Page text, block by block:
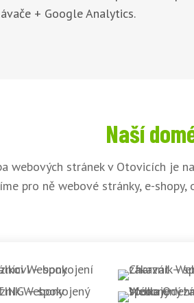
+ Google Analytics.
Naší
webových stránek v Otovicích je
pro ně webové stránky, e-